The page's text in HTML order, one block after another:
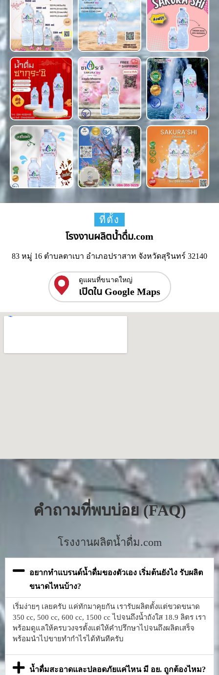
ที่ตั้ง
โรงงานผลิตน้ำดื่ม.com
83 หมู่ 16 ตำบลตาเบา อำเภอปราสาท จังหวัดสุรินทร์ 32140
ดูแผนที่ขนาดใหญ่
เปิดใน Google Maps
คำถามที่พบบ่อย (FAQ)
โรงงานผลิตน้ำดื่ม.com
อยากทำแบรนด์น้ำดื่มของตัวเอง เริ่มต้นยังไง รับผลิต
ขนาดไหนบ้าง?
เริ่มง่ายๆ เลยครับ แค่ทักมาคุยกัน เรารับผลิตตั้งแต่ขวดขนาด
350 cc, 500 cc, 600 cc, 1500 cc ไปจนถึงน้ำถังใส 18.9 ลิตร เรา
พร้อมดูแลให้ครบวงจรตั้งแต่ให้คำปรึกษาไปจนถึงผลิตเสร็จ
พร้อมนำไปขายทำกำไรได้ทันทีครับ
น้ำดื่มสะอาดและปลอดภัยแค่ไหน มี อย. ถูกต้องไหม?